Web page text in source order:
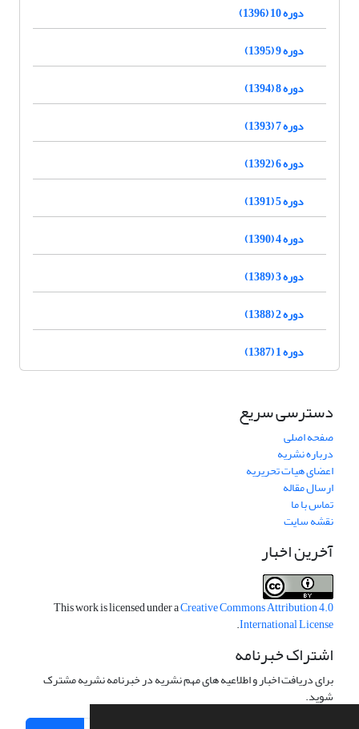
دوره 10 (1396)
دوره 9 (1395)
دوره 8 (1394)
دوره 7 (1393)
دوره 6 (1392)
دوره 5 (1391)
دوره 4 (1390)
دوره 3 (1389)
دوره 2 (1388)
دوره 1 (1387)
دسترسی سریع
صفحه اصلی
درباره نشریه
اعضای هیات تحریریه
ارسال مقاله
تماس با ما
نقشه سایت
آخرین اخبار
This work is licensed under aCreative Commons Attribution 4.0
International License
.
اشتراک خبرنامه
برای دریافت اخبار و اطلاعیه های مهم نشریه در خبرنامه نشریه مشترک
شوید.